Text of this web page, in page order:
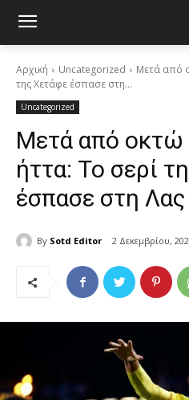
Αρχική Uncategorized
Μετά από
της Χετάφε έσπασε στη...
Uncategorized
Μετά από οκτώ
ήττα: Το σερί
έσπασε στη
By Sotd Editor 2 Δεκεμβρίου,